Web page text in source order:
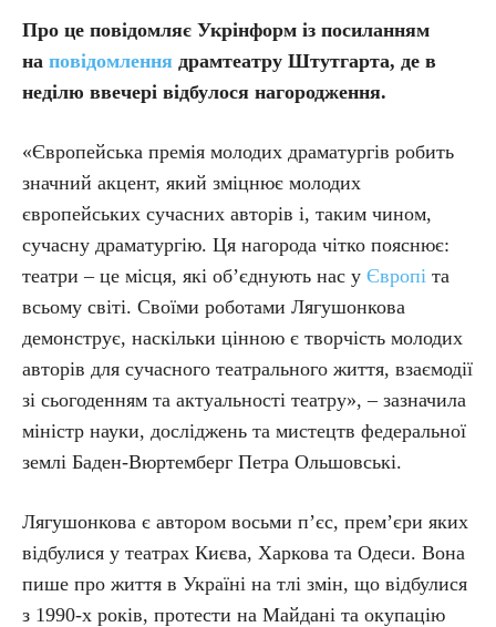
Про це повідомляє Укрінформ із посиланням
на повідомлення драмтеатру Штутгарта, де в
неділю ввечері відбулося нагородження.
«Європейська премія молодих драматургів робить
значний акцент, який зміцнює молодих
європейських сучасних авторів і, таким чином,
сучасну драматургію. Ця нагорода чітко пояснює:
театри – це місця, які об’єднують нас у Європі та
всьому світі. Своїми роботами Лягушонкова
демонструє, наскільки цінною є творчість молодих
авторів для сучасного театрального життя, взаємодії
зі сьогоденням та актуальності театру», – зазначила
міністр науки, досліджень та мистецтв федеральної
землі Баден-Вюртемберг Петра Ольшовські.
Лягушонкова є автором восьми п’єс, прем’єри яких
відбулися у театрах Києва, Харкова та Одеси. Вона
пише про життя в Україні на тлі змін, що відбулися
з 1990-х років, протести на Майдані та окупацію